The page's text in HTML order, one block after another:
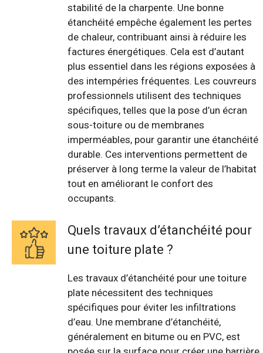
stabilité de la charpente. Une bonne
étanchéité empêche également les pertes
de chaleur, contribuant ainsi à réduire les
factures énergétiques. Cela est d’autant
plus essentiel dans les régions exposées à
des intempéries fréquentes. Les couvreurs
professionnels utilisent des techniques
spécifiques, telles que la pose d’un écran
sous-toiture ou de membranes
imperméables, pour garantir une étanchéité
durable. Ces interventions permettent de
préserver à long terme la valeur de l’habitat
tout en améliorant le confort des
occupants.
Quels travaux d’étanchéité pour
une toiture plate ?
Les travaux d’étanchéité pour une toiture
plate nécessitent des techniques
spécifiques pour éviter les infiltrations
d’eau. Une membrane d’étanchéité,
généralement en bitume ou en PVC, est